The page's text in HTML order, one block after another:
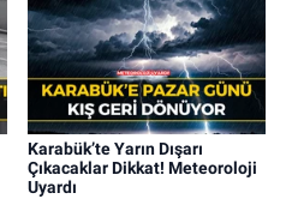
Karabük’te Yarın Dışarı
Çıkacaklar Dikkat! Meteoroloji
Uyardı